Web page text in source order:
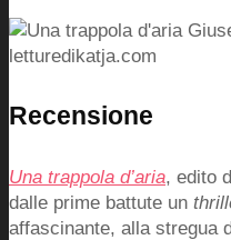
Recensione
Una trappola d’aria, edito
dalle prime battute un
affascinante, alla stregua